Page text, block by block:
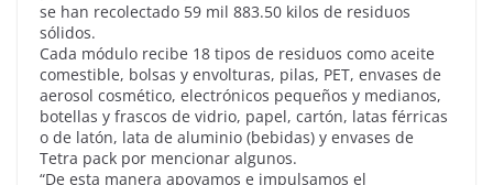
se han recolectado 59 mil 883.50 kilos de residuos
sólidos.
Cada módulo recibe 18 tipos de residuos como aceite
comestible, bolsas y envolturas, pilas, PET, envases de
aerosol cosmético, electrónicos pequeños y medianos,
botellas y frascos de vidrio, papel, cartón, latas férricas
o de latón, lata de aluminio (bebidas) y envases de
Tetra pack por mencionar algunos.
“De esta manera apoyamos e impulsamos el